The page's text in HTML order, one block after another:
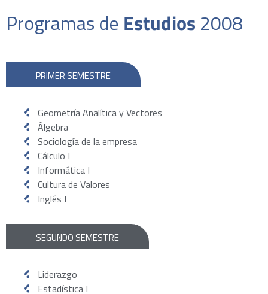
Programas de Estudios 2008
PRIMER SEMESTRE
Geometría Analítica y Vectores
Álgebra
Sociología de la empresa
Cálculo I
Informática I
Cultura de Valores
Inglés I
SEGUNDO SEMESTRE
Liderazgo
Estadística I